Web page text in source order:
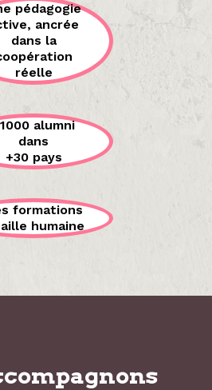
pédagogie
ancrée
dans la
réelle
alumni
dans
+30 pays
formations
humaine